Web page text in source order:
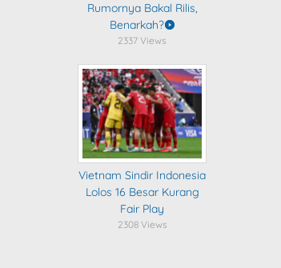
Rumornya Bakal Rilis,
Benarkah?
2337 Views
Vietnam Sindir Indonesia
Lolos 16 Besar Kurang
Fair Play
2308 Views